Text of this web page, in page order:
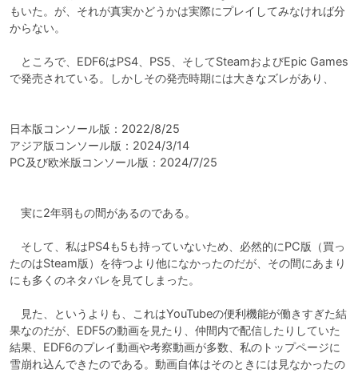
もいた。が、それが真実かどうかは実際にプレイしてみなければ分
からない。
ところで、EDF6はPS4、PS5、そしてSteamおよびEpic Games
で発売されている。しかしその発売時期には大きなズレがあり、
日本版コンソール版：2022/8/25
アジア版コンソール版：2024/3/14
PC及び欧米版コンソール版：2024/7/25
実に2年弱もの間があるのである。
そして、私はPS4も5も持っていないため、必然的にPC版（買っ
たのはSteam版）を待つより他になかったのだが、その間にあまり
にも多くのネタバレを見てしまった。
見た、というよりも、これはYouTubeの便利機能が働きすぎた結
果なのだが、EDF5の動画を見たり、仲間内で配信したりしていた
結果、EDF6のプレイ動画や考察動画が多数、私のトップページに
雪崩れ込んできたのである。動画自体はそのときには見なかったの